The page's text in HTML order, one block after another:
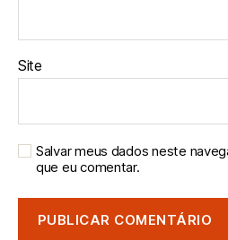
Site
Salvar meus dados neste
que eu comentar.